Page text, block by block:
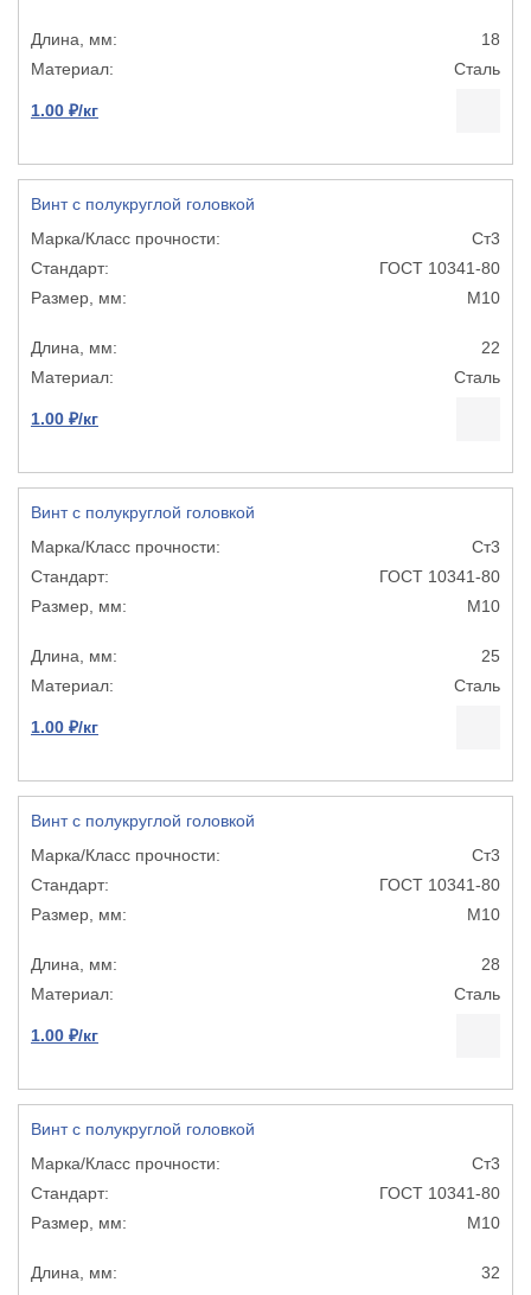
18
Сталь
1.00 ₽/кг
Винт с полукруглой головкой
Ст3
ГОСТ 10341-80
М10
22
Сталь
1.00 ₽/кг
Винт с полукруглой головкой
Ст3
ГОСТ 10341-80
М10
25
Сталь
1.00 ₽/кг
Винт с полукруглой головкой
Ст3
ГОСТ 10341-80
М10
28
Сталь
1.00 ₽/кг
Винт с полукруглой головкой
Ст3
ГОСТ 10341-80
М10
32